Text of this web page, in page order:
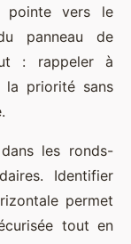
pointe vers le
panneau de
: rappeler à
la priorité sans
les ronds-
Identifier
permet
tout en